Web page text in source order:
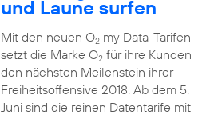
und Laune surfen
Mit den neuen O2my Data-Tarifen
setzt die Marke O2für ihre Kunden
den nächsten Meilenstein ihrer
Freiheitsoffensive 2018. Ab dem 5.
Juni sind die reinen Datentarife mit